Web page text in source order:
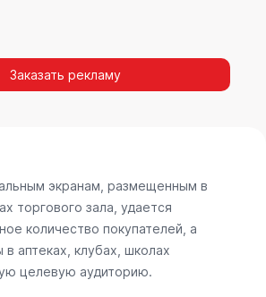
такой вид рекламы в
воздействие на
выбора товара наиболее
Заказать рекламу
экранам, размещенным в
торгового зала, удается
количество покупателей, а
аптеках, клубах, школах
целевую аудиторию.